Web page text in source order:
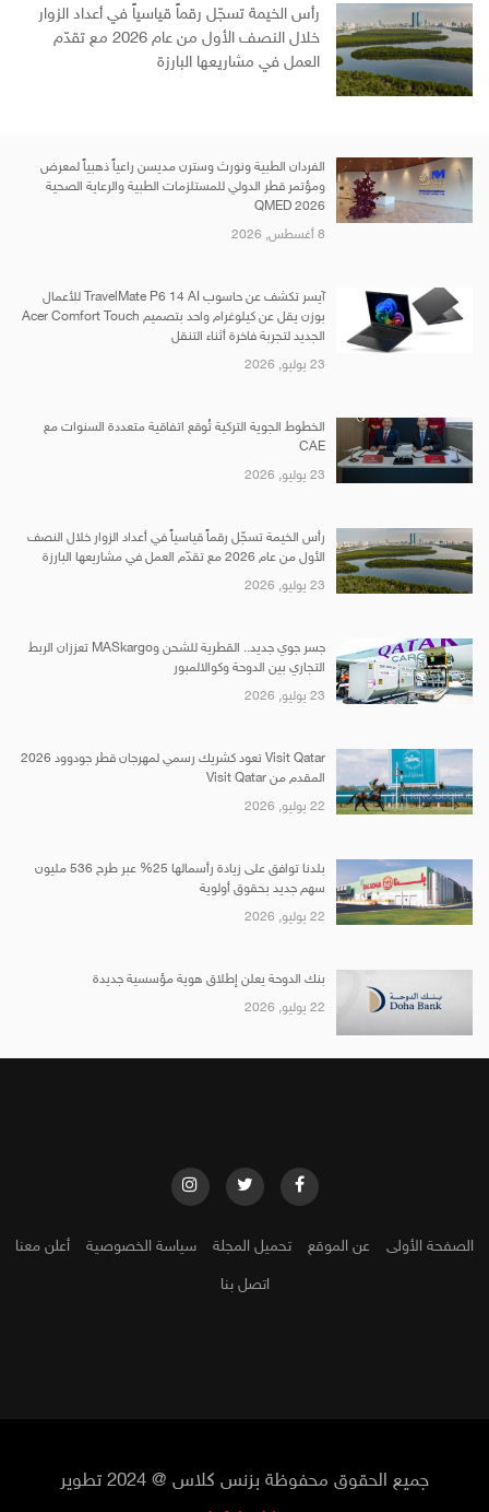
رأس الخيمة تسجّل رقماً قياسياً في أعداد الزوار
خلال النصف الأول من عام 2026 مع تقدّم
العمل في مشاريعها البارزة
الفردان الطبية ونورث وسترن مديسن راعياً ذهبياً لمعرض
ومؤتمر قطر الدولي للمستلزمات الطبية والرعاية الصحية
QMED 2026
8 أغسطس, 2026
آيسر تكشف عن حاسوب TravelMate P6 14 AI للأعمال
بوزن يقل عن كيلوغرام واحد بتصميم Acer Comfort Touch
الجديد لتجربة فاخرة أثناء التنقل
23 يوليو, 2026
الخطوط الجوية التركية تُوقع اتفاقية متعددة السنوات مع
CAE
23 يوليو, 2026
رأس الخيمة تسجّل رقماً قياسياً في أعداد الزوار خلال النصف
الأول من عام 2026 مع تقدّم العمل في مشاريعها البارزة
23 يوليو, 2026
جسر جوي جديد.. القطرية للشحن وMASkargo تعززان الربط
التجاري بين الدوحة وكوالالمبور
23 يوليو, 2026
Visit Qatar تعود كشريك رسمي لمهرجان قطر جودوود 2026
المقدم من Visit Qatar
22 يوليو, 2026
بلدنا توافق على زيادة رأسمالها 25% عبر طرح 536 مليون
سهم جديد بحقوق أولوية
22 يوليو, 2026
بنك الدوحة يعلن إطلاق هوية مؤسسية جديدة
22 يوليو, 2026
الصفحة الأولى عن الموقع تحميل المجلة سياسة الخصوصية أعلن معنا
اتصل بنا
جميع الحقوق محفوظة بزنس كلاس @ 2024 تطوير